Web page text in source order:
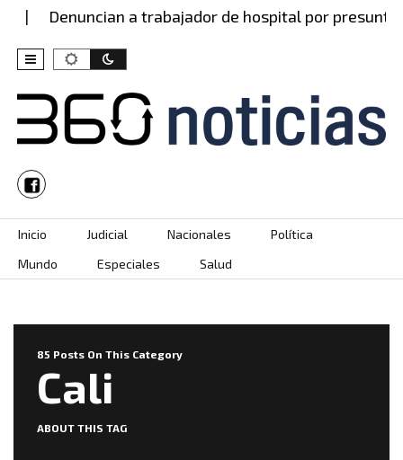
Denuncian a trabajador de hospital por presunto
Skip to content
Inicio Judicial Nacionales
Política
Mundo
Especiales Salud
85 Posts On This Category
Cali
ABOUT THIS TAG